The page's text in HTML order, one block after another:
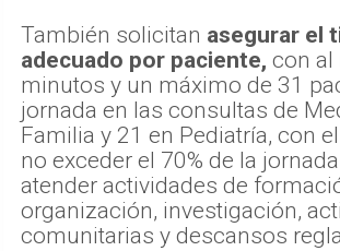
También solicitan asegurar el
adecuado por paciente, con al
minutos y un máximo de 31
jornada en las consultas de
Familia y 21 en Pediatría, con
no exceder el 70% de la
atender actividades de
organización, investigación,
comunitarias y descansos